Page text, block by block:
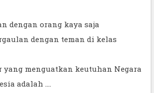
dengan orang kaya saja
dengan teman di kelas
yang menguatkan keutuhan Negara
adalah ....